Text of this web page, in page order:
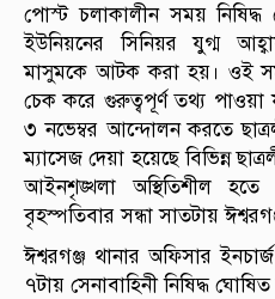
পোস্ট চলাকালীন সময় নিষিদ্ধ
ইউনিয়নের সিনিয়র যুগ্ম
মাসুমকে আটক করা হয়। ওই
চেক করে গুরুত্বপূর্ণ তথ্য
৩ নভেম্বর আন্দোলন করতে
ম্যাসেজ দেয়া হয়েছে বিভিন্ন
আইনশৃঙ্খলা অস্থিতিশীল
বৃহস্পতিবার সন্ধা সাতটায়
ঈশ্বরগঞ্জ থানার অফিসার
৭টায় সেনাবাহিনী নিষিদ্ধ